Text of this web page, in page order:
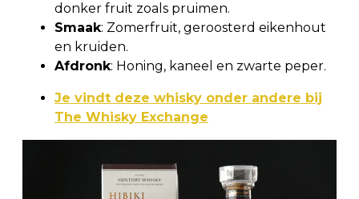
donker fruit zoals pruimen.
Smaak: Zomerfruit, geroosterd eikenhout
en kruiden.
Afdronk: Honing, kaneel en zwarte peper.
Je vindt deze whisky onder andere bij
The Whisky Exchange